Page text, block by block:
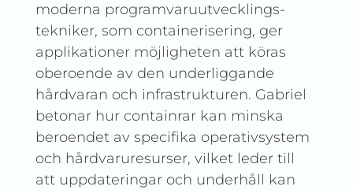
moderna programvaru­utvecklings­
tekniker, som containerisering, ger
applikationer möjligheten att köras
oberoende av den underliggande
hårdvaran och infrastrukturen. Gabriel
betonar hur containrar kan minska
beroendet av specifika operativsystem
och hårdvaru­resurser, vilket leder till
att uppdateringar och underhåll kan